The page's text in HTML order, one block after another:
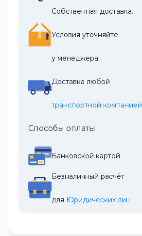
Собственная доставка.
Условия уточняйте
у менеджера.
Доставка любой
транспортной компанией
Способы оплаты:
Банковской картой
Безналичный расчёт
для Юридических лиц